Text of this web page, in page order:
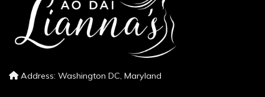
Address: Washington DC, Maryland